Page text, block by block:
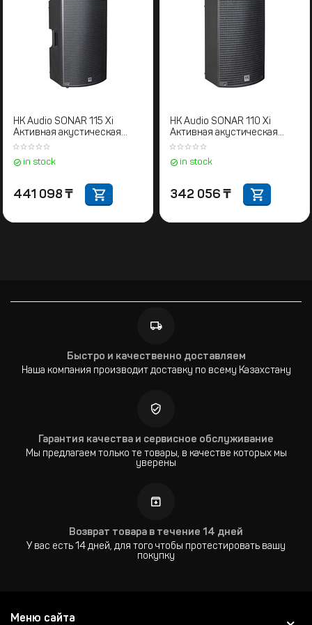
Electro-Voice EVOLVE50M-
KB. Активная акустическая
система колонного типа
in stock
1 396 466 ₸
HK Audio SONAR 115 Xi
Активная акустическая
система
in stock
441 098 ₸
Быстро и качественно доставляем
Наша компания производит доставку по всему Казахстану
Гарантия качества и сервисное обслуживание
Мы предлагаем только те товары, в качестве которых мы
уверены
Возврат товара в течение 14 дней
У вас есть 14 дней, для того чтобы протестировать вашу
покупку
Меню сайта